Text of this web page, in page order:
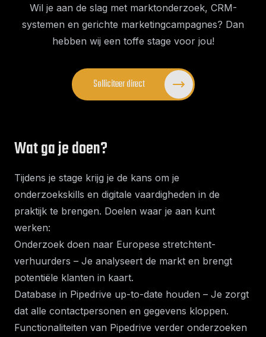
Wil je aan de slag met marktonderzoek, CRM-
systemen en gerichte marketingcampagnes? Dan
hebben wij een toffe stage voor jou!
Solliciteer direct
Wat ga je doen?
Tijdens je stage krijg je de kans om je
onderzoekskills en digitale vaardigheden in de
praktijk te brengen. Doelen waar je aan kunt
werken:
Onderzoek doen naar Europese stretchtent-
verhuurders – Je analyseert de markt en brengt
potentiële klanten in kaart.
Database in Pipedrive up-to-date houden – Je zorgt
dat alle contactpersonen en gegevens kloppen.
Functionaliteiten van Pipedrive verder onderzoeken